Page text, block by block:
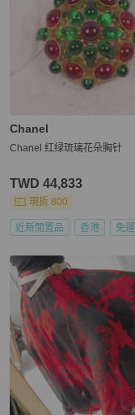
Chanel
Chanel 红绿琉璃花朵胸针
TWD 44,833
現折 800
近新閒置品 香港 免運